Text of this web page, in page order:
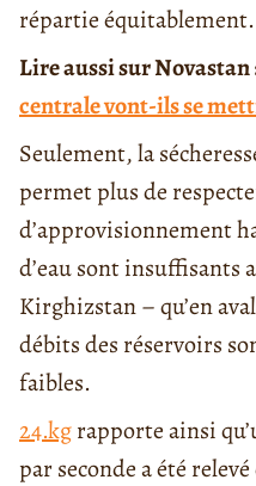
répartie équitablement.
Lire aussi sur Novastan
centrale vont-ils se
Seulement, la
permet plus de
d’approvisionnement
d’eau sont insuffisants
Kirghizstan – qu’en
débits des réservoirs
faibles.
24.kgrapporte ainsi
par seconde a été